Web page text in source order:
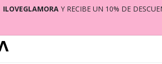
ILOVEGLAMORA Y RECIBE UN 10% DE